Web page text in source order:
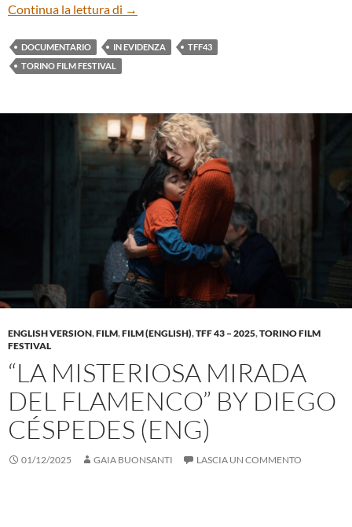
Continua la lettura di “SHADOWLAND” DI OTSO TIAINEN
→
DOCUMENTARIO IN EVIDENZA
TFF43
TORINO FILM FESTIVAL
ENGLISH VERSION,FILM,FILM (ENGLISH),TFF 43 – 2025,TORINO FILM
FESTIVAL
“LA MISTERIOSA MIRADA
DEL FLAMENCO” BY DIEGO
CÉSPEDES (ENG)
01/12/2025 GAIA BUONSANTI LASCIA UN COMMENTO